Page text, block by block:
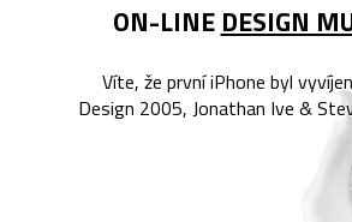
ON-LINE DESIGN
Víte, že první iPhone byl
Design 2005, Jonathan Ive &